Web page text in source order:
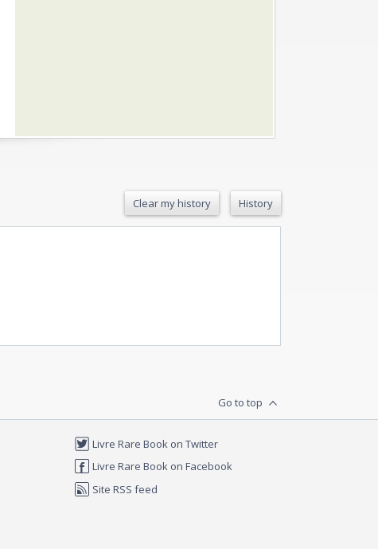
Clear my history History
Go to top
Livre Rare Book on Twitter
Livre Rare Book on Facebook
Site RSS feed